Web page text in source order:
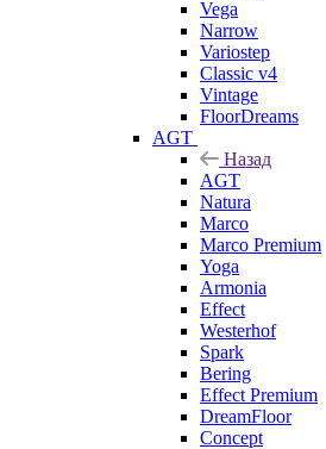
Vega
Narrow
Variostep
Classic v4
Vintage
FloorDreams
AGT
Назад
AGT
Natura
Marco
Marco Premium
Yoga
Armonia
Effect
Westerhof
Spark
Bering
Effect Premium
DreamFloor
Concept